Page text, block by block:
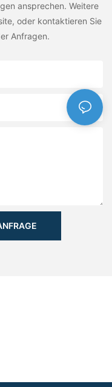
ansprechen. Weitere
oder kontaktieren Sie
Anfragen.